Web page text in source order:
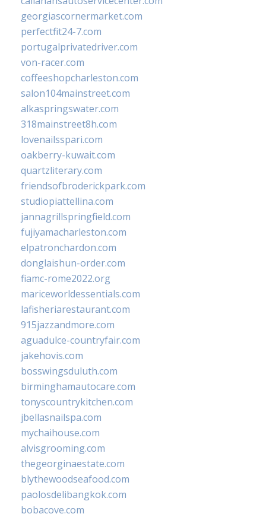
georgiascornermarket.com
perfectfit24-7.com
portugalprivatedriver.com
von-racer.com
coffeeshopcharleston.com
salon104mainstreet.com
alkaspringswater.com
318mainstreet8h.com
lovenailsspari.com
oakberry-kuwait.com
quartzliterary.com
friendsofbroderickpark.com
studiopiattellina.com
jannagrillspringfield.com
fujiyamacharleston.com
elpatronchardon.com
donglaishun-order.com
fiamc-rome2022.org
mariceworldessentials.com
lafisheriarestaurant.com
915jazzandmore.com
aguadulce-countryfair.com
jakehovis.com
bosswingsduluth.com
birminghamautocare.com
tonyscountrykitchen.com
jbellasnailspa.com
mychaihouse.com
alvisgrooming.com
thegeorginaestate.com
blythewoodseafood.com
paolosdelibangkok.com
bobacove.com